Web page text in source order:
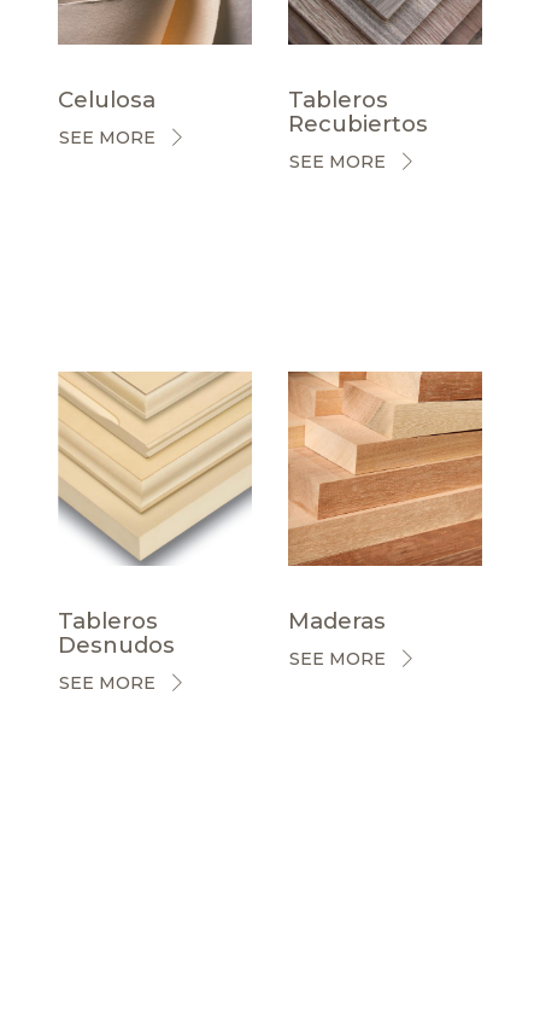
Celulosa
SEE MORE
Tableros
Recubiertos
SEE MORE
Tableros
Desnudos
SEE MORE
Maderas
SEE MORE